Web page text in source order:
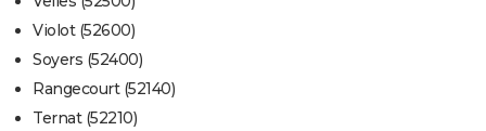
Violot (52600)
Soyers (52400)
Rangecourt (52140)
Ternat (52210)